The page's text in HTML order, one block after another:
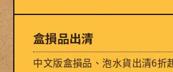
盒損品出清
中文版盒損品、泡水貨出清6折